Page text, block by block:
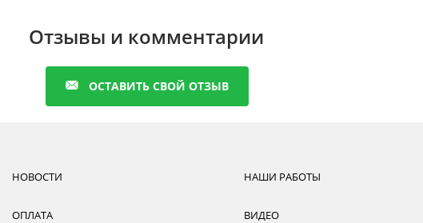
Отзывы и комментарии
ОСТАВИТЬ СВОЙ ОТЗЫВ
НОВОСТИ
ОПЛАТА
НАШИ РАБОТЫ
ВИДЕО